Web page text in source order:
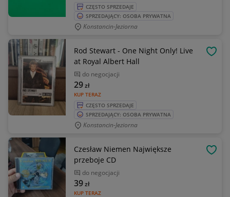
CZĘSTO SPRZEDAJE
SPRZEDAJĄCY: OSOBA PRYWATNA
Konstancin-Jeziorna
Rod Stewart - One Night Only! Live
at Royal Albert Hall
do negocjacji
KUP TERAZ
29zł
CZĘSTO SPRZEDAJE
SPRZEDAJĄCY: OSOBA PRYWATNA
Konstancin-Jeziorna
Czesław Niemen Największe
przeboje CD
do negocjacji
KUP TERAZ
39zł